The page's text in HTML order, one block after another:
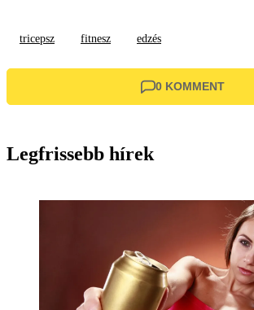
tricepsz fitnesz edzés
0 KOMMENT
Legfrissebb hírek